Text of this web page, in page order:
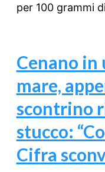
per 100 grammi
Cenano in
mare,
scontrino
stucco:
Cifra